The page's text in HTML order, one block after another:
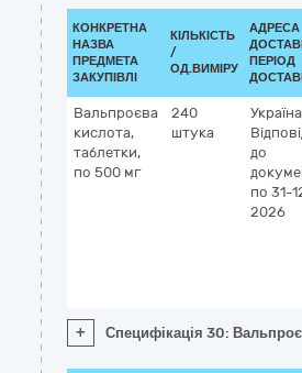
КОНКРЕТНА
НАЗВА
ПРЕДМЕТА
ЗАКУПІВЛІ
КІЛЬКІСТЬ
/
ОД.ВИМІРУ
АДРЕСА
ПЕРІОД
Вальпроєва
кислота,
таблетки,
по 500 мг
240
штука
Україна
до
по 31-
2026
+ Специфікація 30: